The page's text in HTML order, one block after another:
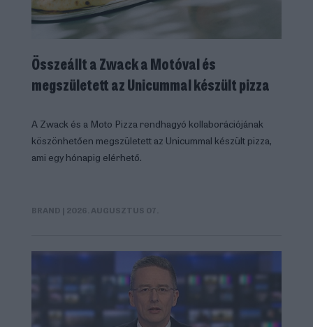
Összeállt a Zwack a Motóval és
megszületett az Unicummal készült pizza
A Zwack és a Moto Pizza rendhagyó kollaborációjának
köszönhetően megszületett az Unicummal készült pizza,
ami egy hónapig elérhető.
BRAND | 2026. AUGUSZTUS 07.